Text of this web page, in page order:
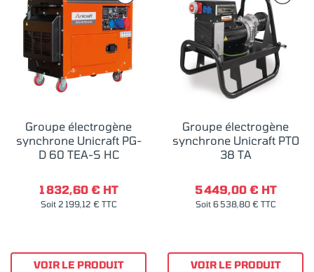
Groupe électrogène
synchrone Unicraft PG-
D 60 TEA-S HC
1 832,60 € HT
Soit 2 199,12 € TTC
VOIR LE PRODUIT
Groupe électrogène
synchrone Unicraft PTO
38 TA
5 449,00 € HT
Soit 6 538,80 € TTC
VOIR LE PRODUIT